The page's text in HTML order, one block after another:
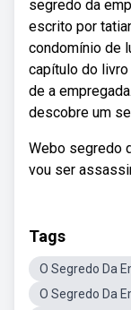
segredo da
escrito por
condomínio de
capítulo do
de a
descobre um
Webo segredo
vou ser
Tags
O Segredo Da
O Segredo Da